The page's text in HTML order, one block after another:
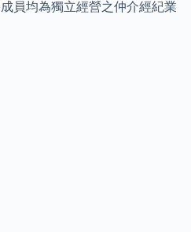
員均為獨立經營之仲介經紀業